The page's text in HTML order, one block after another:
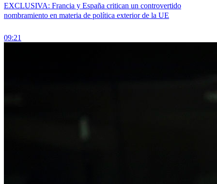
EXCLUSIVA: Francia y España critican un controvertido
nombramiento en materia de política exterior de la UE
09:21